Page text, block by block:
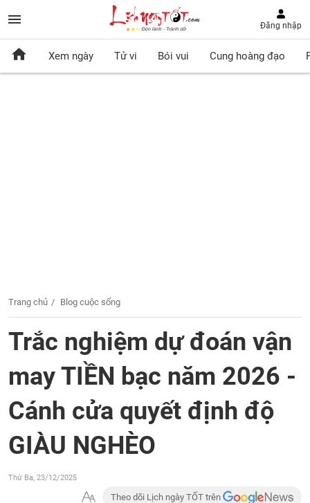
Đăng nhập
Xem ngày Tử vi Bói vui Cung hoàng đạo
Trang chủ Blog cuộc sống
Trắc nghiệm dự đoán vận
may TIỀN bạc năm 2026 -
Cánh cửa quyết định độ
GIÀU NGHÈO
Thứ Ba, 23/12/2025
Theo dõi Lịch ngày TỐT trên